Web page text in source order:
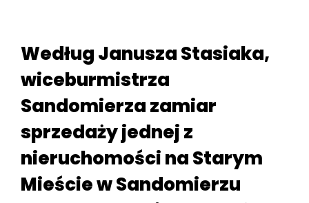
Według Janusza Stasiaka,
wiceburmistrza
Sandomierza zamiar
sprzedaży jednej z
nieruchomości na Starym
Mieście w Sandomierzu